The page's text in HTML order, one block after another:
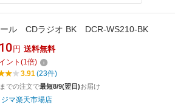
ール CDラジオ BK DCR-WS210-BK
円 送料無料
ント (1倍)
3.91(23件)
での注文で最短8/9(翌日)お届け
ジマ楽天市場店